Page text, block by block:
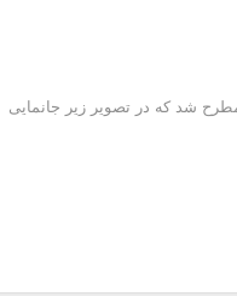
دلایل و ضرورت استفاده از آن نیز مطرح شد که در تصویر زیر جانمایی